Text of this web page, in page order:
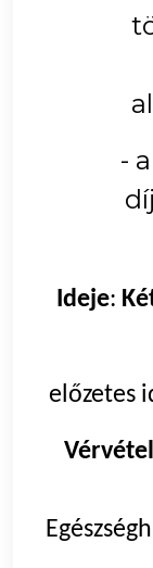
- a
Ideje:
előzetes